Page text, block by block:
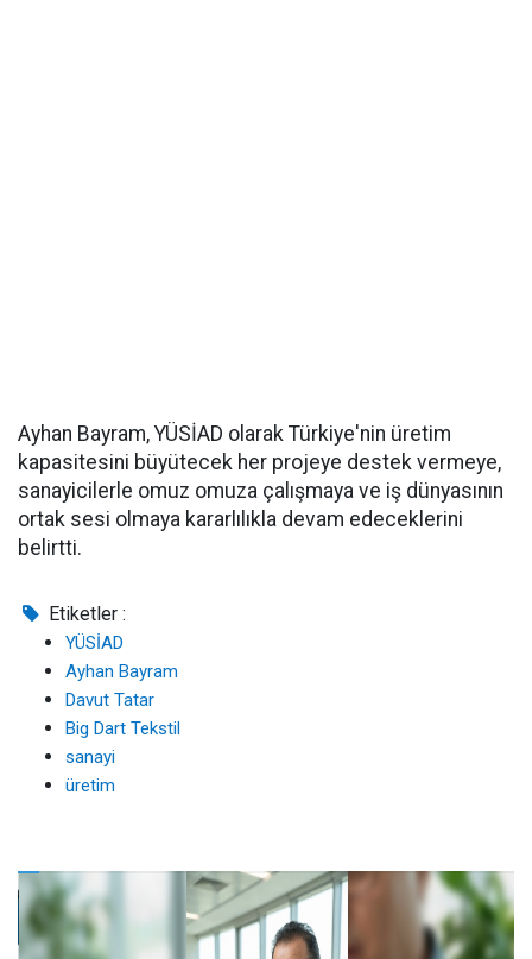
Ayhan Bayram, YÜSİAD olarak Türkiye'nin üretim
kapasitesini büyütecek her projeye destek vermeye,
sanayicilerle omuz omuza çalışmaya ve iş dünyasının
ortak sesi olmaya kararlılıkla devam edeceklerini
belirtti.
Etiketler :
YÜSİAD
Ayhan Bayram
Davut Tatar
Big Dart Tekstil
sanayi
üretim